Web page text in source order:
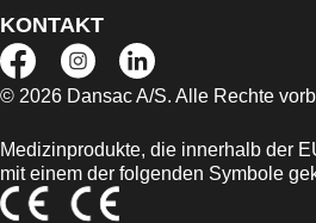
KONTAKT
© 2026 Dansac A/S. Alle Rechte
Medizinprodukte, die innerhalb der
mit einem der folgenden Symbole